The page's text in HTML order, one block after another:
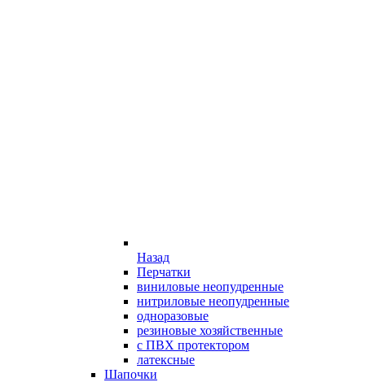
Назад
Перчатки
виниловые неопудренные
нитриловые неопудренные
одноразовые
резиновые хозяйственные
с ПВХ протектором
латексные
Шапочки